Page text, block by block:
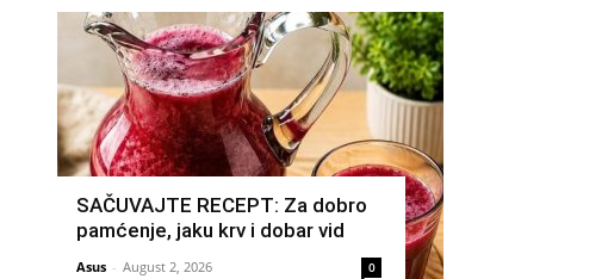
SAČUVAJTE RECEPT: Za dobro
pamćenje, jaku krv i dobar vid
Asus - August 2, 2026 0